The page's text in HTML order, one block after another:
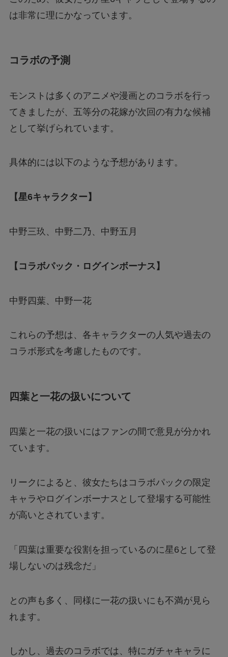
は非常に理にかなっています。
コラボの予測
モンストは多くのアニメや漫画とのコラボを行っ
てきましたが、五等分の花嫁が次回の有力な候補
として挙げられています。
具体的には以下のような予想があります。
【星6キャラクター】
中野三玖、中野二乃、中野五月
【コラボパック・ログインボーナス】
中野四葉、中野一花
これらの予想は、各キャラクターの人気や過去の
コラボ形式を考慮したものです。
四葉と一花の扱いについて
四葉と一花の扱いにはファンの間で意見が分かれ
ています。
リークによると、彼女たちはコラボパックの限定
キャラやログインボーナスとして登場する可能性
が高いとされています。
「四葉は重要な役割を担っているのに星6として登
場しないのは残念だ」
との声も多く、同様に一花の扱いにも不満が見ら
れます。
しかし、過去のコラボでは、特にガチャキャラに